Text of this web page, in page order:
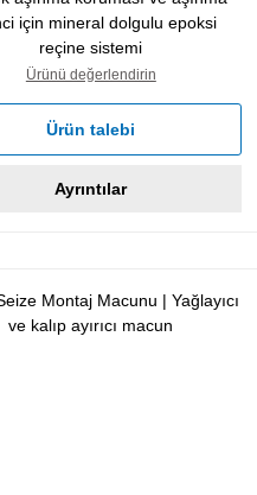
için mineral dolgulu epoksi
reçine sistemi
Ürünü değerlendirin
Ürün talebi
Ayrıntılar